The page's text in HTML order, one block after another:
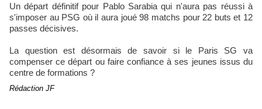
Un départ définitif pour Pablo Sarabia qui n'aura pas réussi à
s'imposer au PSG où il aura joué 98 matchs pour 22 buts et 12
passes décisives.
La question est désormais de savoir si le Paris SG va
compenser ce départ ou faire confiance à ses jeunes issus du
centre de formations ?
Rédaction JF